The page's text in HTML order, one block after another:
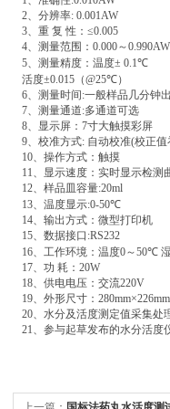
2、分辨率: 0.001AW
3、重 复 性： ≤0.005
4、测量范围： 0.000～0.990AW
5、测量精度：温度± 0.1℃
活度±0.015 （@25℃）
6、测量时间 :一般样品几分钟
7、测量通道:多通道可选
8、显示屏： 7寸大触摸彩屏
9、校准方式: 自动校准(校正值
10、操作方式：触摸
11、显示速度：实时显示检测
12、样品皿容量:20ml
13、温度显示:0-50℃
14、输出方式：微型打印机
15、数据接口 :RS232
16、工作环境：温度0～50℃
17、功 耗： 20W
18、供电电压：交流220V
19、外形尺寸：
20、水分及活度测定值采集处
21、参与起草发布的水分活度